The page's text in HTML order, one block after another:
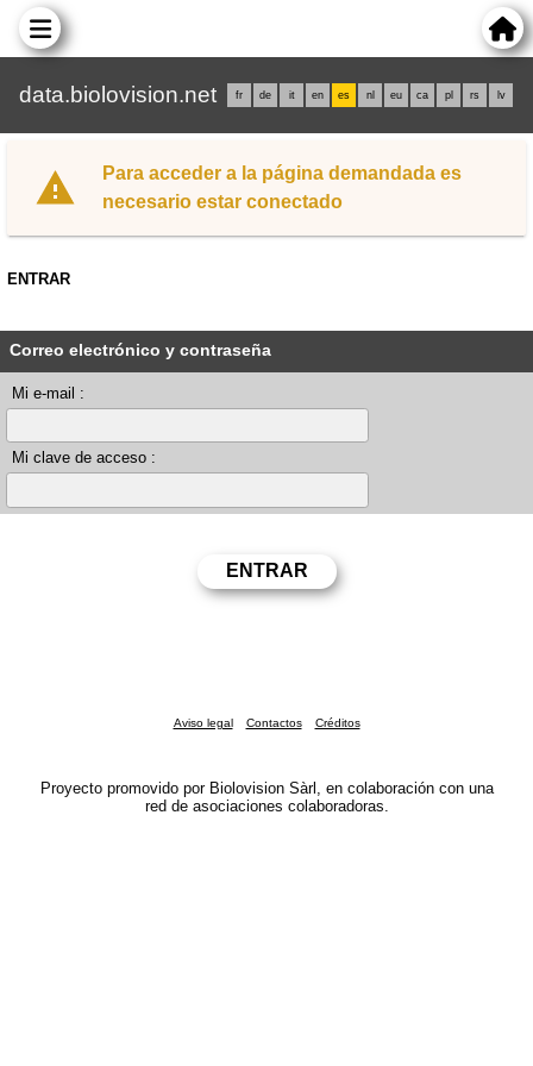
data.biolovision.net fr de it en es nl eu ca pl rs lv
Para acceder a la página demandada es
necesario estar conectado
ENTRAR
Correo electrónico y contraseña
Mi e-mail :
Mi clave de acceso :
Aviso legal Contactos Créditos
Proyecto promovido por Biolovision Sàrl, en colaboración con una
red de asociaciones colaboradoras.